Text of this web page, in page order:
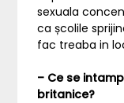
sexuala
ca școlile
fac treaba in
– Ce se
britanice?